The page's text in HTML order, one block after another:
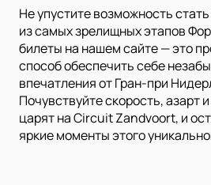
Не упустите возможность
из самых зрелищных этапов
билеты на нашем сайте — это
способ обеспечить себе
впечатления от Гран-при
Почувствуйте скорость, азарт
царят на Circuit Zandvoort, и
яркие моменты этого